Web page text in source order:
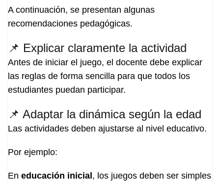
A continuación, se presentan algunas
recomendaciones pedagógicas.
📌 Explicar claramente la actividad
Antes de iniciar el juego, el docente debe explicar
las reglas de forma sencilla para que todos los
estudiantes puedan participar.
📌 Adaptar la dinámica según la edad
Las actividades deben ajustarse al nivel educativo.
Por ejemplo:
En educación inicial , los juegos deben ser simples